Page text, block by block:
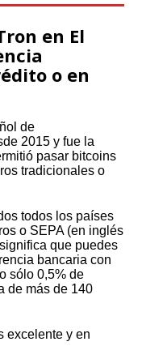
en El
o en
de
2015 y fue la
pasar bitcoins
tradicionales o
todos los países
o SEPA (en inglés
que puedes
bancaria con
sólo 0,5% de
de más de 140
excelente y en